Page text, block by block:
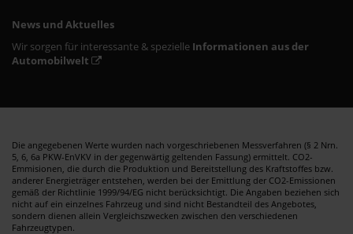
News und Aktuelles
Wir sorgen für interessante & spezielle Informationen aus der
Automobilwelt
Die angegebenen Werte wurden nach vorgeschriebenen Messverfahren (§ 2 Nrn.
5, 6, 6a PKW-EnVKV in der gegenwärtig geltenden Fassung) ermittelt. CO2-
Emmisionen, die durch die Produktion und Bereitstellung des Kraftstoffes bzw.
anderer Energieträger entstehen, werden bei der Emittlung der CO2-Emissionen
gemäß der Richtlinie 1999/94/EG nicht berücksichtigt. Die Angaben beziehen sich
nicht auf ein einzelnes Fahrzeug und sind nicht Bestandteil des Angebotes,
sondern dienen allein Vergleichszwecken zwischen den verschiedenen
Fahrzeugtypen.